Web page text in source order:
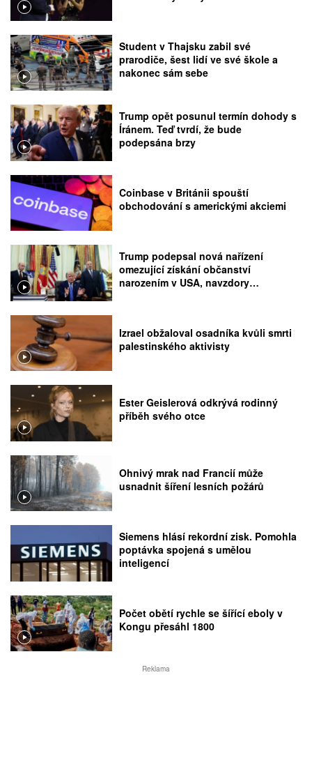
Student v Thajsku zabil své
prarodiče, šest lidí ve své škole a
nakonec sám sebe
Trump opět posunul termín dohody s
Íránem. Teď tvrdí, že bude
podepsána brzy
Coinbase v Británii spouští
obchodování s americkými akciemi
Trump podepsal nová nařízení
omezující získání občanství
narozením v USA, navzdory
Izrael obžaloval osadníka kvůli smrti
palestinského aktivisty
Ester Geislerová odkrývá rodinný
příběh svého otce
Ohnivý mrak nad Francií může
usnadnit šíření lesních požárů
Siemens hlásí rekordní zisk. Pomohla
poptávka spojená s umělou
inteligencí
Počet obětí rychle se šířící eboly v
Kongu přesáhl 1800
Reklama